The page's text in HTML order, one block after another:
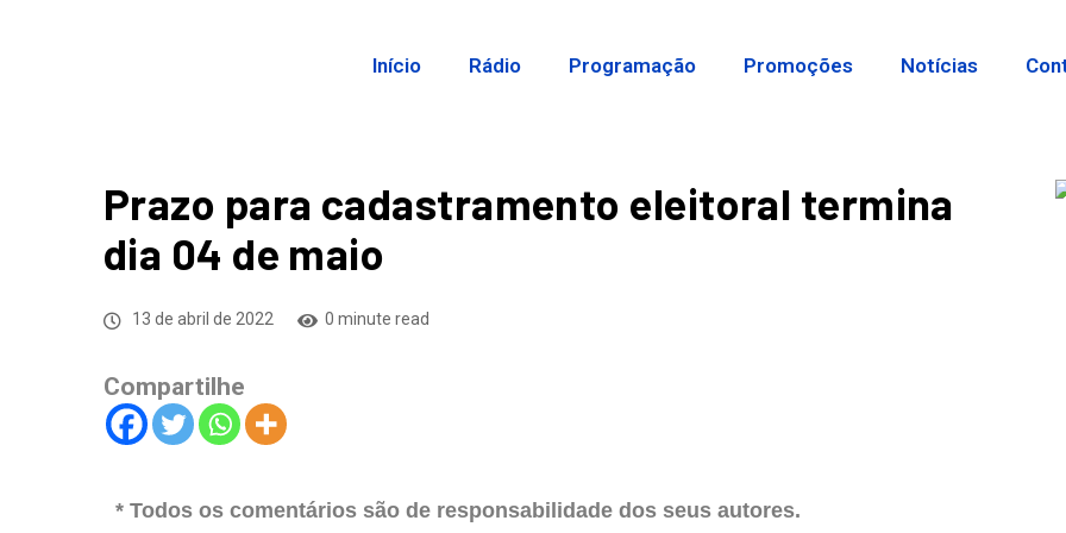
Início Rádio Programação Promoções Notícias
Prazo para cadastramento eleitoral termina
dia 04 de maio
13 de abril de 2022 0 minute read
Compartilhe
* Todos os comentários são de responsabilidade dos seus autores.